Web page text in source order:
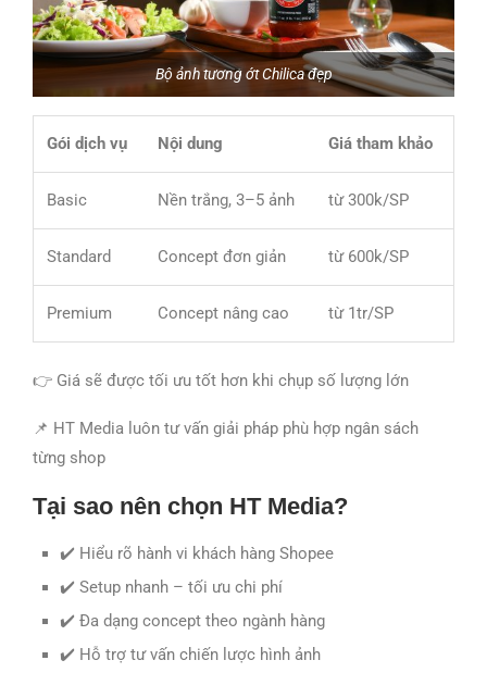
Bộ ảnh tương ớt Chilica đẹp
Gói dịch vụ Nội dung Giá tham khảo
Basic Nền trắng, 3–5 ảnh từ 300k/SP
Standard Concept đơn giản từ 600k/SP
Premium Concept nâng cao từ 1tr/SP
👉 Giá sẽ được tối ưu tốt hơn khi chụp số lượng lớn
📌 HT Media luôn tư vấn giải pháp phù hợp ngân sách
từng shop
Tại sao nên chọn HT Media?
✔️ Hiểu rõ hành vi khách hàng Shopee
✔️ Setup nhanh – tối ưu chi phí
✔️ Đa dạng concept theo ngành hàng
✔️ Hỗ trợ tư vấn chiến lược hình ảnh